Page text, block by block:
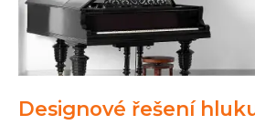
Designové řešení